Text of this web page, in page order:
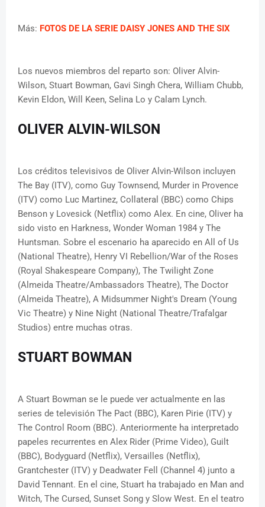
Más: FOTOS DE LA SERIE DAISY JONES AND THE SIX
Los nuevos miembros del reparto son: Oliver Alvin-
Wilson, Stuart Bowman, Gavi Singh Chera, William Chubb,
Kevin Eldon, Will Keen, Selina Lo y Calam Lynch.
OLIVER ALVIN-WILSON
Los créditos televisivos de Oliver Alvin-Wilson incluyen
The Bay (ITV), como Guy Townsend, Murder in Provence
(ITV) como Luc Martinez, Collateral (BBC) como Chips
Benson y Lovesick (Netflix) como Alex. En cine, Oliver ha
sido visto en Harkness, Wonder Woman 1984 y The
Huntsman. Sobre el escenario ha aparecido en All of Us
(National Theatre), Henry VI Rebellion/War of the Roses
(Royal Shakespeare Company), The Twilight Zone
(Almeida Theatre/Ambassadors Theatre), The Doctor
(Almeida Theatre), A Midsummer Night's Dream (Young
Vic Theatre) y Nine Night (National Theatre/Trafalgar
Studios) entre muchas otras.
STUART BOWMAN
A Stuart Bowman se le puede ver actualmente en las
series de televisión The Pact (BBC), Karen Pirie (ITV) y
The Control Room (BBC). Anteriormente ha interpretado
papeles recurrentes en Alex Rider (Prime Video), Guilt
(BBC), Bodyguard (Netflix), Versailles (Netflix),
Grantchester (ITV) y Deadwater Fell (Channel 4) junto a
David Tennant. En el cine, Stuart ha trabajado en Man and
Witch, The Cursed, Sunset Song y Slow West. En el teatro